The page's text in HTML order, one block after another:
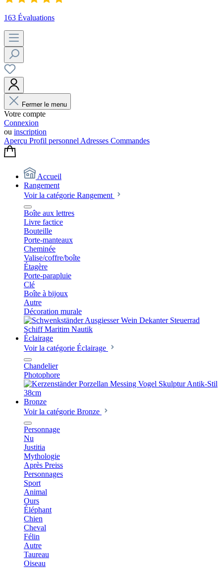
163 Évaluations
Fermer le menu
Votre compte
Connexion
ou inscription
Aperçu Profil personnel Adresses Commandes
Accueil
Rangement
Voir la catégorie Rangement
Boîte aux lettres
Livre factice
Bouteille
Porte-manteaux
Cheminée
Valise/coffre/boîte
Étagère
Porte-parapluie
Clé
Boîte à bijoux
Autre
Décoration murale
Éclairage
Voir la catégorie Éclairage
Chandelier
Photophore
Bronze
Voir la catégorie Bronze
Personnage
Nu
Justitia
Mythologie
Après Preiss
Personnages
Sport
Animal
Ours
Éléphant
Chien
Cheval
Félin
Autre
Taureau
Oiseau